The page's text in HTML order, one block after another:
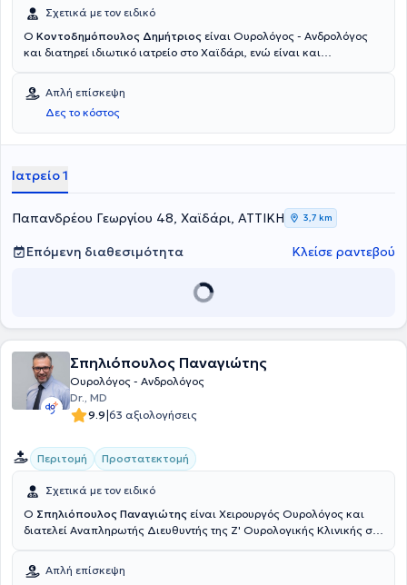
Σχετικά με τον ειδικό
Ο Κοντοδημόπουλος Δημήτριος είναι Ουρολόγος - Ανδρολόγος
και διατηρεί ιδιωτικό ιατρείο στο Χαϊδάρι, ενώ είναι και
Medical Health Clinic στη Μύκονο. Ειδικεύτηκε στην Ουρολογία στην
Ουρολογική Κλινική του Γενικού Νοσοκομείου Αθηνών
"Ευαγγελισμός" και είναι Επιστημονικός συνεργάτης του Ομίλου
Ιατρικού Αθηνών και της Βιοκλινικής Αθηνών. Παρέχει
ενδοσκοπική ουρολογία και αντιμετωπίζει πλήθος παθήσεων,
όπως αιματουρία, ακράτεια, βραχύς χαλινός, φίμωση πέους,
καρκίνος προστάτη, κονδυλώματα, λιθίαση, λιθίαση ουροποιητικού
και νεφρολιθίαση. Τέλος, ο γιατρός είναι μέλος της Ελληνικής
Ουρολογικής Εταιρείας και της Ευρωπαϊκής Ουρολογικής
Απλή επίσκεψη
Δες το κόστος
Ιατρείο 1
Παπανδρέου Γεωργίου 48, Χαϊδάρι, ΑΤΤΙΚΗ 3,7 km
Επόμενη διαθεσιμότητα Κλείσε ραντεβού
Σπηλιόπουλος Παναγιώτης
Ουρολόγος - Ανδρολόγος
Dr., MD
9.9|63 αξιολογήσεις
Περιτομή Προστατεκτομή
Σχετικά με τον ειδικό
Ο Σπηλιόπουλος Παναγιώτης είναι Χειρουργός Oυρολόγος και
διατελεί Αναπληρωτής Διευθυντής της Ζ' Ουρολογικής Κλινικής στο
HealtSpot Περιστερίου (όμιλος HHG). Διαθέτει πλούσια, εικασαετή
κλινική εμπειρία (Εθνικό Σύστημα Υγείας, Κρατικό Νίκαιας, Υγεία,
Απλή επίσκεψη